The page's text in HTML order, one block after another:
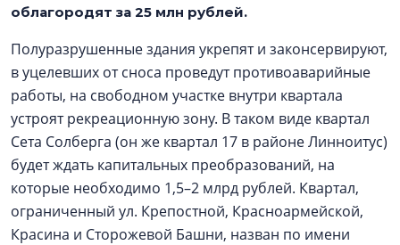
облагородят за 25 млн рублей.
Полуразрушенные здания укрепят и законсервируют,
в уцелевших от сноса проведут противоаварийные
работы, на свободном участке внутри квартала
устроят рекреационную зону. В таком виде квартал
Сета Солберга (он же квартал 17 в районе Линноитус)
будет ждать капитальных преобразований, на
которые необходимо 1,5–2 млрд рублей. Квартал,
ограниченный ул. Крепостной, Красноармейской,
Красина и Сторожевой Башни, назван по имени